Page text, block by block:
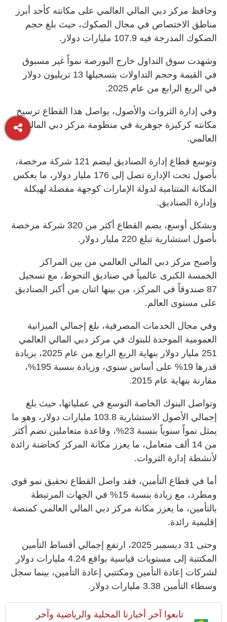
وحافظ مركز دبي المالي العالمي على مكانته كأحد أبرز
مناطق الاختصاص في مجال الصكوك، حيث بلغ حجم
الصكوك المدرجة فيه 107.9 مليارات دولار.
وشهدت سوق التداول خارج البورصة نمواً غير مسبوق
في القيمة وحجم التداولات بتسجيلها 13 تريليون دولار
في الربع الرابع من عام 2025.
وفي إدارة الثروات والأصول، يواصل هذا القطاع ترسيخ
مكانته كركيزة جوهرية في منظومة مركز دبي المالي
العالمي.
وتوسع قطاع إدارة الصناديق ليضم 121 شركة مرخصة،
بأصول تحت الإدارة تصل إلى 176 مليار دولار، ما يعكس
المكانة المتنامية لدولة الإمارات كوجهة مفضلة لهيكلة
وإدارة الصناديق.
وبشكل أوسع، يضم القطاع أكثر من 320 شركة مرخصة
بأصول استشارية تبلغ 220 مليار دولار.
وأصبح مركز دبي المالي العالمي من بين المراكز
الخمسة الكبرى عالمياً في صناديق التحوط، مع تسجيل
87 صندوقاً في المركز، من بينها اثنان من أكبر الصناديق
على مستوى العالم.
وفي مجال الخدمات المصرفية، بلغ إجمالي الميزانية
العمومية الموحدة للبنوك في مركز دبي المالي العالمي
251 مليار دولار بنهاية الربع الرابع من عام 2025، بزيادة
قدرها 19% على أساس سنوي، وزيادة بنسبة 195%،
مقارنة بنهاية عام 2015.
وتواصل البنوك الخاصة التوسع في عملياتها، حيث بلغ
إجمالي الأصول الاستشارية 103.8 مليارات دولار، وهو ما
يمثل نمواً سنوياً بنسبة 23%، وقاعدة متعاملين تضم أكثر
من 14 ألف متعامل، ما يعزز مكانة المركز كحاضنة رائدة
لأنشطة إدارة الثروات.
أما في قطاع التأمين، فقد واصل القطاع تحقيق نمو قوي
ومطرد، مع زيادة بنسبة 15% في الجهات المرتبطة
بالتأمين، ما يعزز مكانة مركز دبي المالي العالمي كمنصة
إقليمية رائدة.
وحتى 31 ديسمبر 2025، ارتفع إجمالي أقساط التأمين
المكتتبة إلى مستويات قياسية بواقع 4.24 مليارات دولار
لشركات إعادة التأمين ومكتتبي إعادة التأمين، بينما سجل
وسطاء التأمين 3.38 مليارات دولار.
تابعوا آخر أخبارنا المحلية والرياضية وآخر